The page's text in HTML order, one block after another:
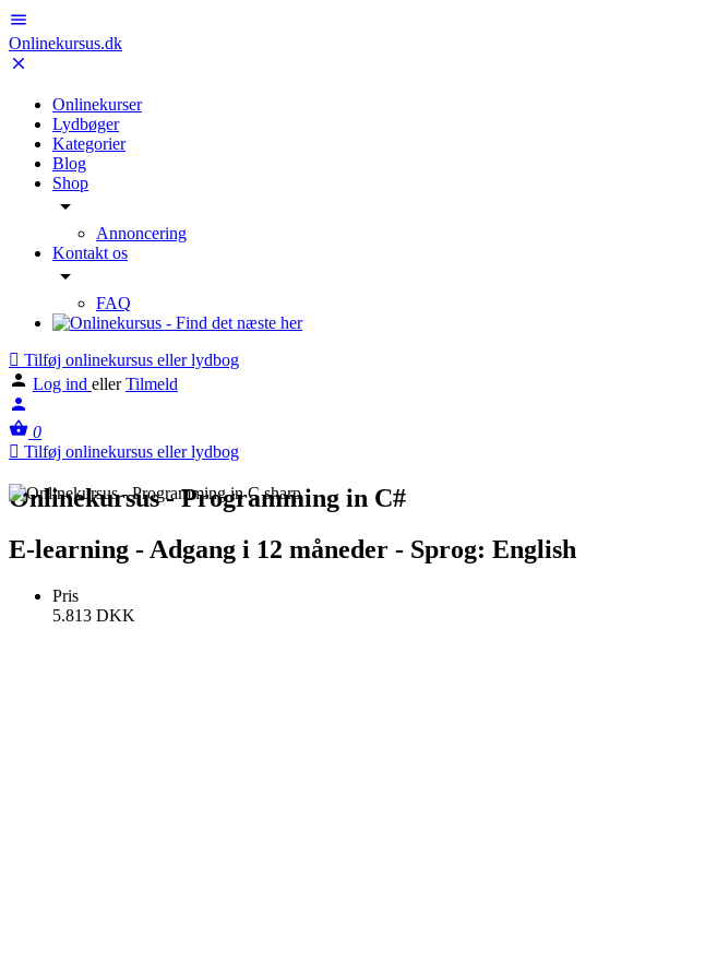
Onlinekursus.dk
Onlinekurser
Lydbøger
Kategorier
Blog
Shop
Annoncering
Kontakt os
FAQ
Tilføj onlinekursus eller lydbog
Log ind eller Tilmeld
0
Tilføj onlinekursus eller lydbog
Onlinekursus - Programming in C#
E-learning - Adgang i 12 måneder - Sprog: English
Pris
5.813 DKK